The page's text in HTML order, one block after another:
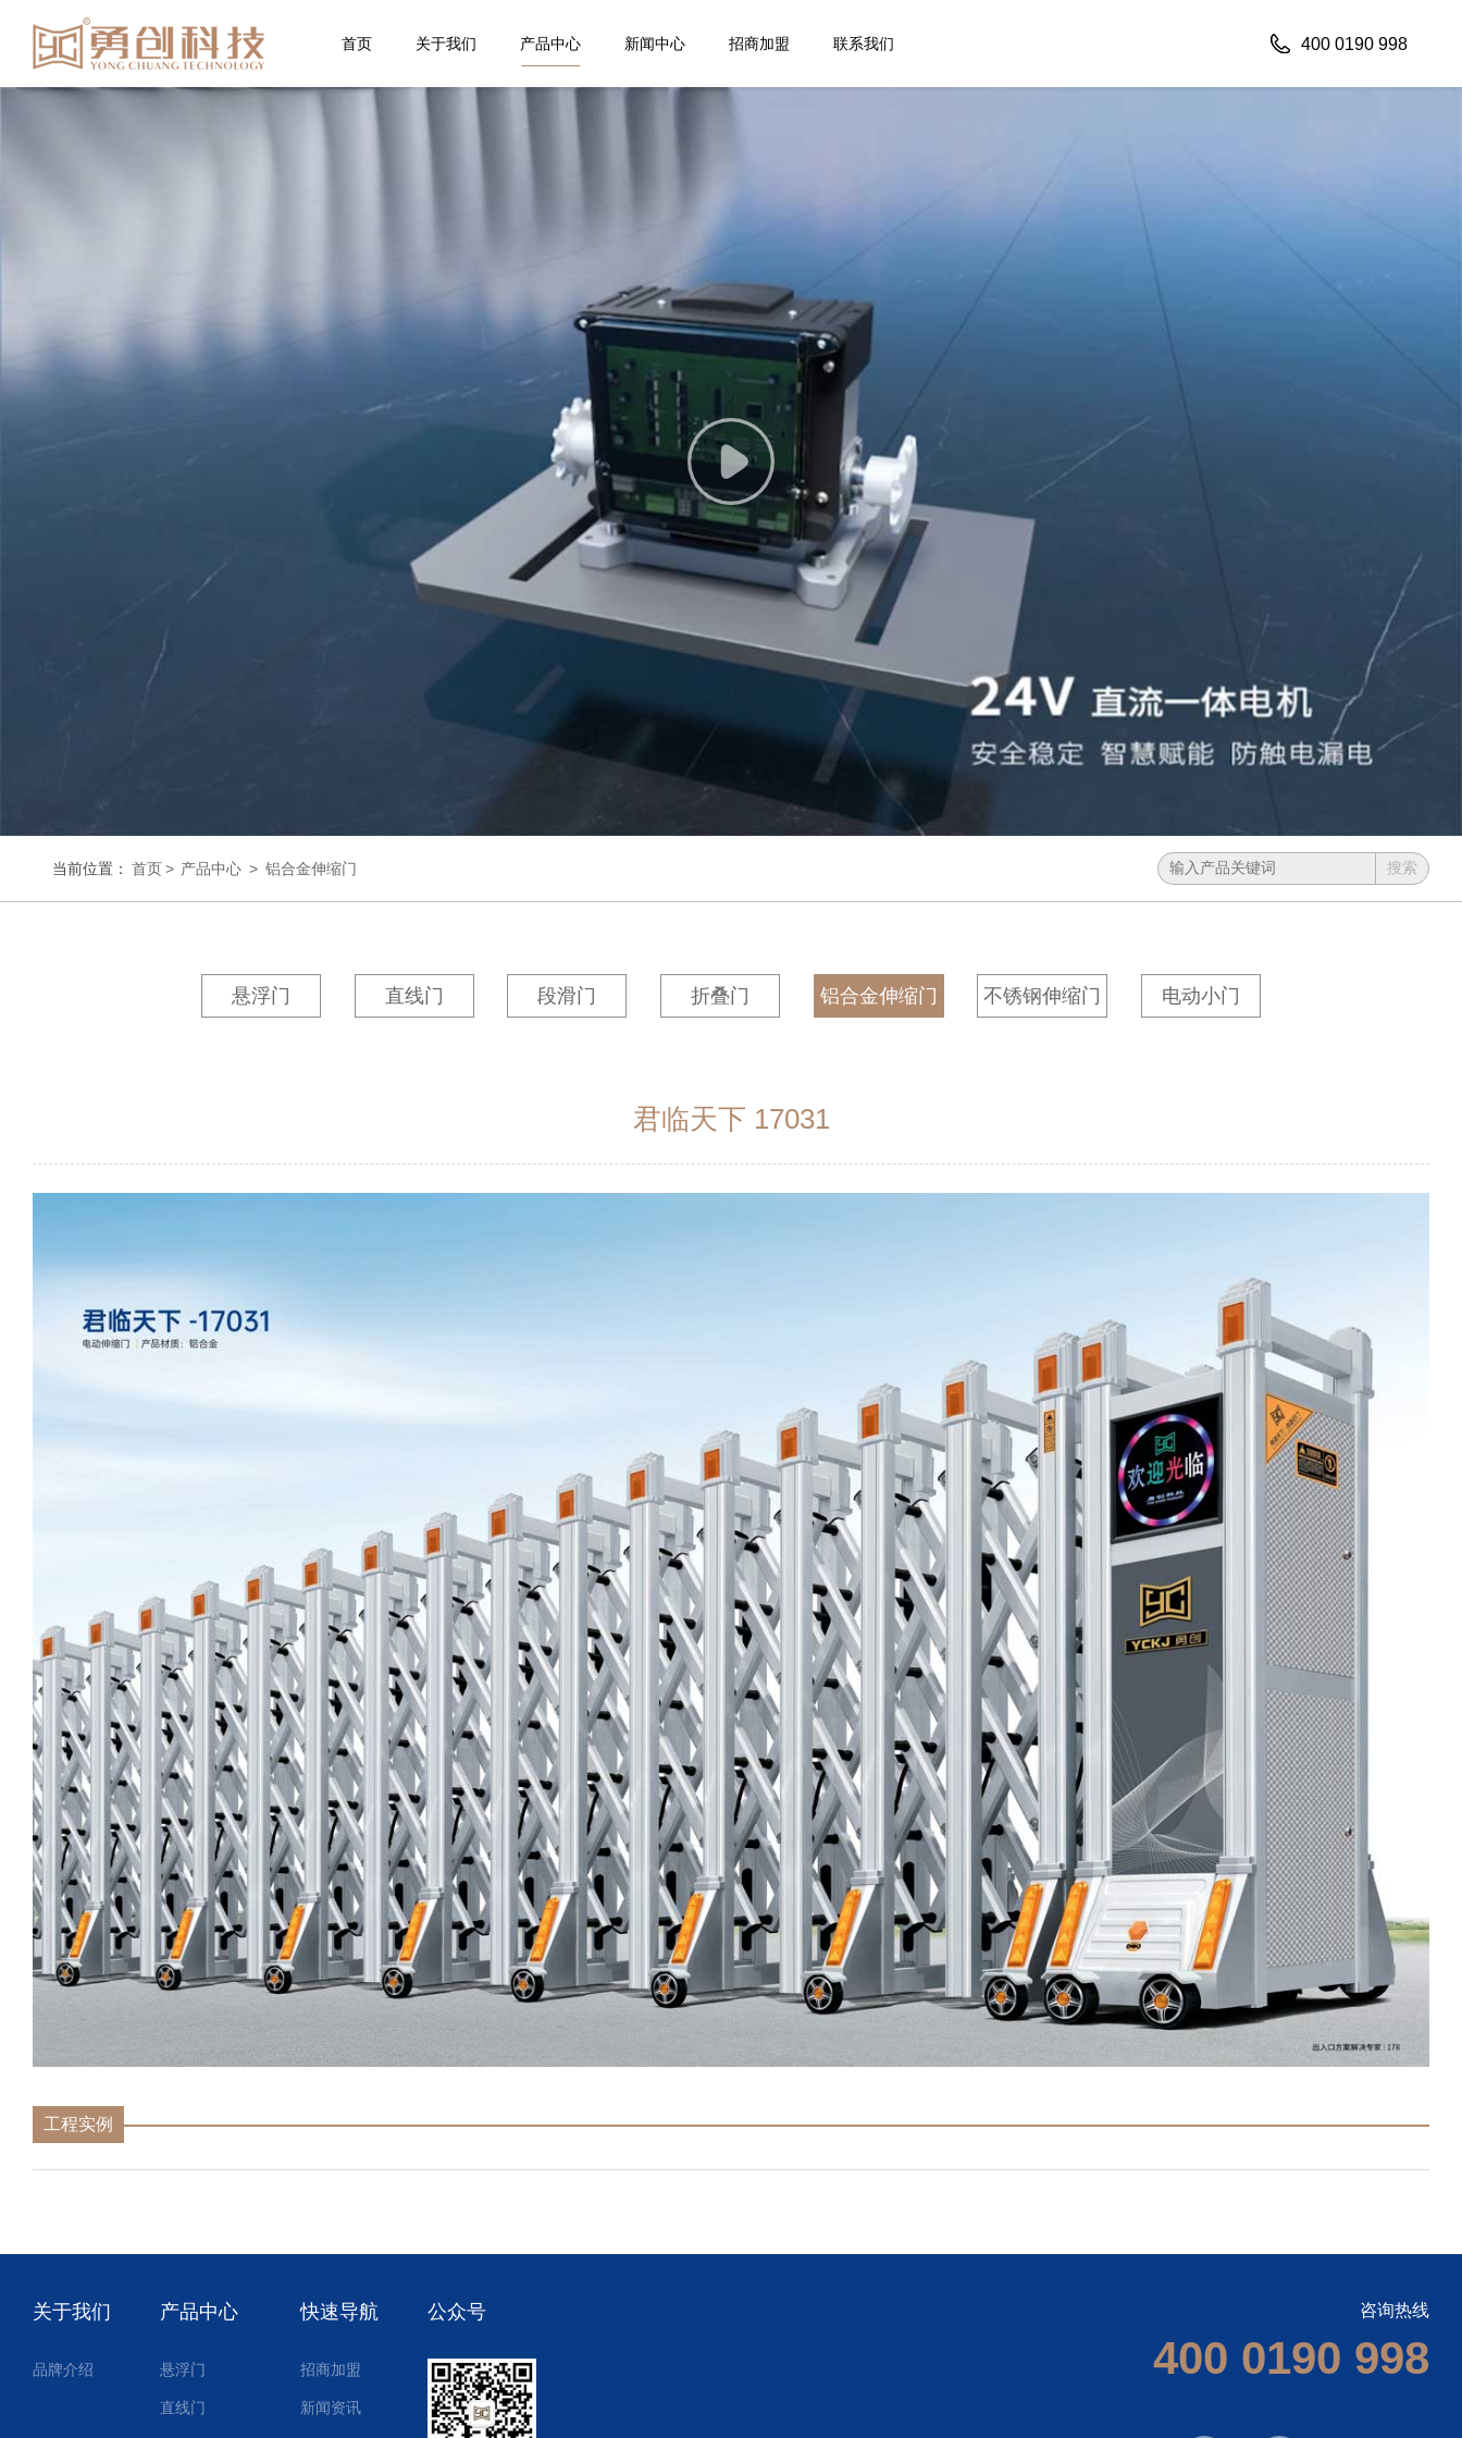
400 0190 998
首页 关于我们 产品中心 新闻中心 招商加盟 联系我们
当前位置： 首页 > 产品中心 > 铝合金伸缩门
悬浮门 直线门 段滑门 折叠门 铝合金伸缩门 不锈钢伸缩门 电动小门
君临天下 17031
工程实例
关于我们
品牌介绍
产品中心
悬浮门
直线门
快速导航
招商加盟
新闻资讯
公众号 咨询热线
400 0190 998